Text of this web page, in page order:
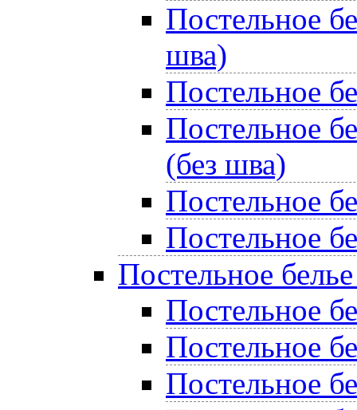
Постельное
шва)
Постельное
Постельное
(без шва)
Постельное
Постельное
Постельное
Постельное
Постельное
Постельное